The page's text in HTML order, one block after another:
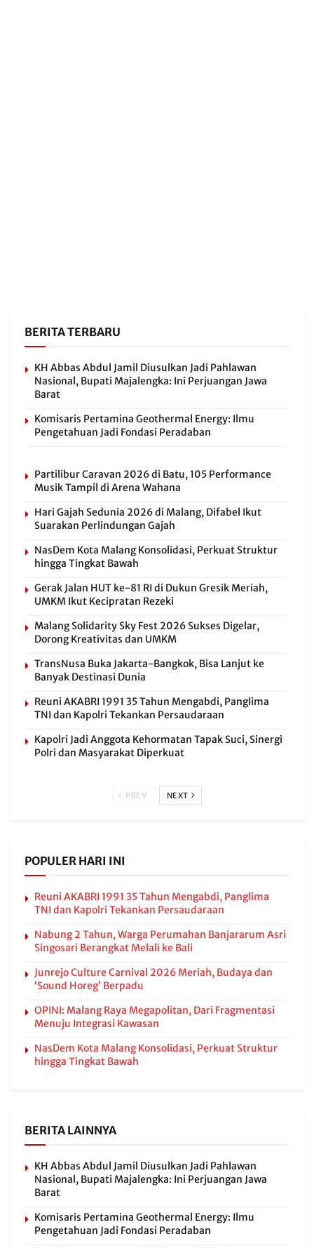
BERITA TERBARU
KH Abbas Abdul Jamil Diusulkan Jadi Pahlawan
Nasional, Bupati Majalengka: Ini Perjuangan Jawa
Barat
Komisaris Pertamina Geothermal Energy: Ilmu
Pengetahuan Jadi Fondasi Peradaban
Partilibur Caravan 2026 di Batu, 105 Performance
Musik Tampil di Arena Wahana
Hari Gajah Sedunia 2026 di Malang, Difabel Ikut
Suarakan Perlindungan Gajah
NasDem Kota Malang Konsolidasi, Perkuat Struktur
hingga Tingkat Bawah
Gerak Jalan HUT ke-81 RI di Dukun Gresik Meriah,
UMKM Ikut Kecipratan Rezeki
Malang Solidarity Sky Fest 2026 Sukses Digelar,
Dorong Kreativitas dan UMKM
TransNusa Buka Jakarta-Bangkok, Bisa Lanjut ke
Banyak Destinasi Dunia
Reuni AKABRI 1991 35 Tahun Mengabdi, Panglima
TNI dan Kapolri Tekankan Persaudaraan
Kapolri Jadi Anggota Kehormatan Tapak Suci, Sinergi
Polri dan Masyarakat Diperkuat
PREV NEXT
POPULER HARI INI
Reuni AKABRI 1991 35 Tahun Mengabdi, Panglima
TNI dan Kapolri Tekankan Persaudaraan
Nabung 2 Tahun, Warga Perumahan Banjararum Asri
Singosari Berangkat Melali ke Bali
Junrejo Culture Carnival 2026 Meriah, Budaya dan
‘Sound Horeg’ Berpadu
OPINI: Malang Raya Megapolitan, Dari Fragmentasi
Menuju Integrasi Kawasan
NasDem Kota Malang Konsolidasi, Perkuat Struktur
hingga Tingkat Bawah
BERITA LAINNYA
KH Abbas Abdul Jamil Diusulkan Jadi Pahlawan
Nasional, Bupati Majalengka: Ini Perjuangan Jawa
Barat
Komisaris Pertamina Geothermal Energy: Ilmu
Pengetahuan Jadi Fondasi Peradaban